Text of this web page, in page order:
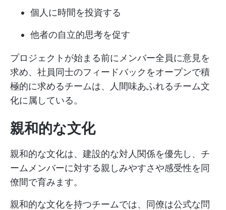
個人に時間を投資する
他者の自立的思考を促す
プロジェクトが始まる前にメンバー全員に意見を
求め、社員同士のフィードバックをオープンで積
極的に求めるチームは、人間味あふれるチーム文
化に属している。
親和的な文化
親和的な文化は、建設的な対人関係を優先し、チ
ームメンバーに対する親しみやすさや感受性を同
僚間で育みます。
親和的な文化を持つチームでは、同僚は公式な問